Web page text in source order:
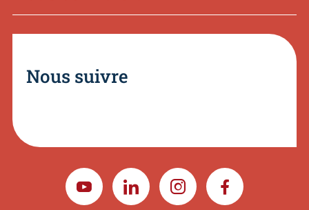
Nous suivre
YOUTUBELINKEDININSTAGRAMFACEBOOK